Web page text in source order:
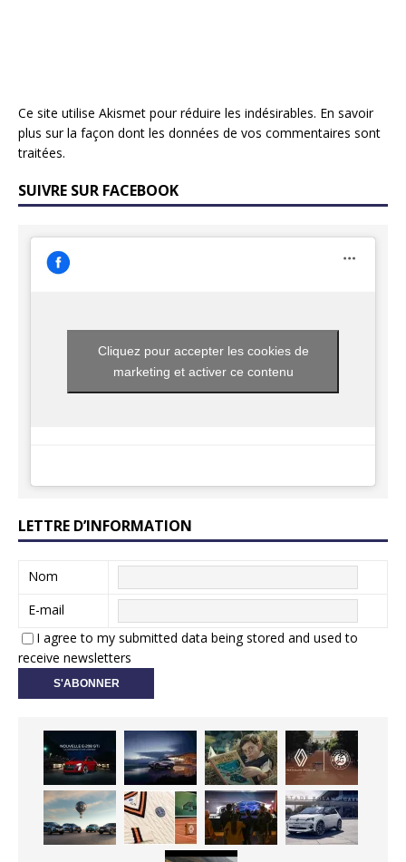
Ce site utilise Akismet pour réduire les indésirables. En savoir
plus sur la façon dont les données de vos commentaires sont
traitées.
SUIVRE SUR FACEBOOK
Cliquez pour accepter les cookies de
marketing et activer ce contenu
LETTRE D’INFORMATION
Nom
E-mail
I agree to my submitted data being stored and used to
receive newsletters